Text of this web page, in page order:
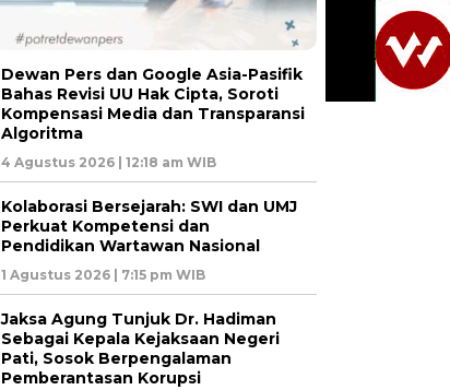
Dewan Pers dan Google Asia-Pasifik
Bahas Revisi UU Hak Cipta, Soroti
Kompensasi Media dan Transparansi
Algoritma
4 Agustus 2026 | 12:18 am WIB
Kolaborasi Bersejarah: SWI dan UMJ
Perkuat Kompetensi dan
Pendidikan Wartawan Nasional
1 Agustus 2026 | 7:15 pm WIB
Jaksa Agung Tunjuk Dr. Hadiman
Sebagai Kepala Kejaksaan Negeri
Pati, Sosok Berpengalaman
Pemberantasan Korupsi